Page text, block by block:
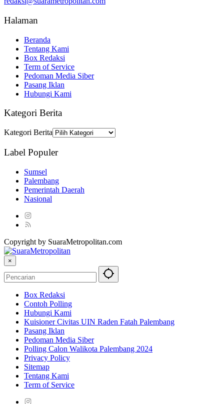
Halaman
Beranda
Tentang Kami
Box Redaksi
Term of Service
Pedoman Media Siber
Pasang Iklan
Hubungi Kami
Kategori Berita
Kategori Berita
Label Populer
Sumsel
Palembang
Pemerintah Daerah
Nasional
Copyright by SuaraMetropolitan.com
×
Box Redaksi
Contoh Polling
Hubungi Kami
Kuisioner Civitas UIN Raden Fatah Palembang
Pasang Iklan
Pedoman Media Siber
Polling Calon Walikota Palembang 2024
Privacy Policy
Sitemap
Tentang Kami
Term of Service